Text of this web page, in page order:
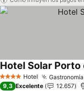
4 EstrellasHotel
Hotel Solar Porto
9,3 Excelente 12.657